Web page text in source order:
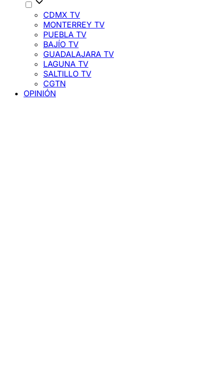
CDMX TV
MONTERREY TV
PUEBLA TV
BAJÍO TV
GUADALAJARA TV
LAGUNA TV
SALTILLO TV
CGTN
OPINIÓN